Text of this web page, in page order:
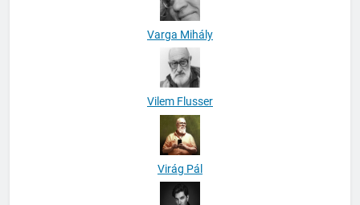
Varga Mihály
Vilem Flusser
Virág Pál